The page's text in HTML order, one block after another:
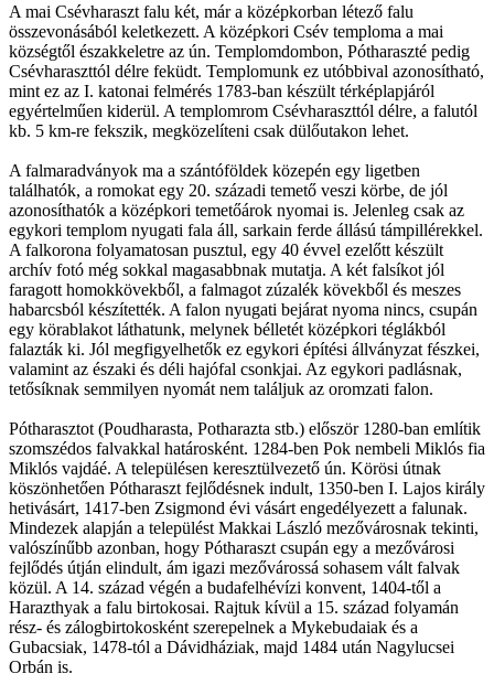
A mai Csévharaszt falu két, már a középkorban létező falu
összevonásából keletkezett. A középkori Csév temploma a mai
községtől északkeletre az ún. Templomdombon, Pótharaszté pedig
Csévharaszttól délre feküdt. Templomunk ez utóbbival azonosítható,
mint ez az I. katonai felmérés 1783-ban készült térképlapjáról
egyértelműen kiderül. A templomrom Csévharaszttól délre, a falutól
kb. 5 km-re fekszik, megközelíteni csak dülőutakon lehet.
A falmaradványok ma a szántóföldek közepén egy ligetben
találhatók, a romokat egy 20. századi temető veszi körbe, de jól
azonosíthatók a középkori temetőárok nyomai is. Jelenleg csak az
egykori templom nyugati fala áll, sarkain ferde állású támpillérekkel.
A falkorona folyamatosan pusztul, egy 40 évvel ezelőtt készült
archív fotó még sokkal magasabbnak mutatja. A két falsíkot jól
faragott homokkövekből, a falmagot zúzalék kövekből és meszes
habarcsból készítették. A falon nyugati bejárat nyoma nincs, csupán
egy körablakot láthatunk, melynek bélletét középkori téglákból
falazták ki. Jól megfigyelhetők ez egykori építési állványzat fészkei,
valamint az északi és déli hajófal csonkjai. Az egykori padlásnak,
tetősíknak semmilyen nyomát nem találjuk az oromzati falon.
Pótharasztot (Poudharasta, Potharazta stb.) először 1280-ban említik
szomszédos falvakkal határosként. 1284-ben Pok nembeli Miklós fia
Miklós vajdáé. A településen keresztülvezető ún. Körösi útnak
köszönhetően Pótharaszt fejlődésnek indult, 1350-ben I. Lajos király
hetivásárt, 1417-ben Zsigmond évi vásárt engedélyezett a falunak.
Mindezek alapján a települést Makkai László mezővárosnak tekinti,
valószínűbb azonban, hogy Pótharaszt csupán egy a mezővárosi
fejlődés útján elindult, ám igazi mezővárossá sohasem vált falvak
közül. A 14. század végén a budafelhévízi konvent, 1404-től a
Harazthyak a falu birtokosai. Rajtuk kívül a 15. század folyamán
rész- és zálogbirtokosként szerepelnek a Mykebudaiak és a
Gubacsiak, 1478-tól a Dávidháziak, majd 1484 után Nagylucsei
Orbán is.